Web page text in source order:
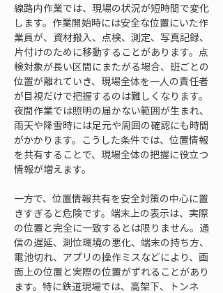
線路内作業では、現場の状況が短時間で変化
します。作業開始時には安全な位置にいた作
業員が、資材搬入、点検、測定、写真記録、
片付けのために移動することがあります。点
検対象が長い区間にまたがる場合、班ごとの
位置が離れていき、現場全体を一人の責任者
が目視だけで把握するのは難しくなります。
夜間作業では照明の届かない範囲が生まれ、
雨天や降雪時には足元や周囲の確認にも時間
がかかります。こうした条件では、位置情報
を共有することで、現場全体の把握に役立つ
情報が増えます。
一方で、位置情報共有を安全対策の中心に置
きすぎると危険です。端末上の表示は、実際
の位置と完全に一致するとは限りません。通
信の遅延、測位環境の悪化、端末の持ち方、
電池切れ、アプリの操作ミスなどにより、画
面上の位置と実際の位置がずれることがあり
ます。特に鉄道現場では、高架下、トンネ